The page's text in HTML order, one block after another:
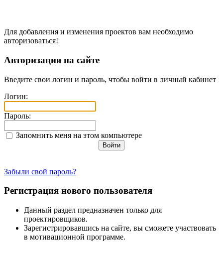
Для добавления и изменения проектов вам необходимо
авторизоваться!
Авторизация на сайте
Введите свои логин и пароль, чтобы войти в личный кабинет
Логин:
Пароль:
Запомнить меня на этом компьютере
Забыли свой пароль?
Регистрация нового пользователя
Данный раздел предназначен только для
проектировщиков.
Зарегистрировавшись на сайте, вы сможете участвовать
в мотивационной программе.